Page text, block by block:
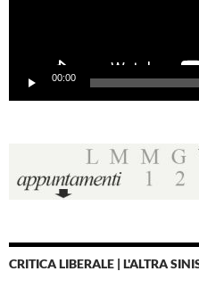
00:00
CRITICA LIBERALE | L'ALTRA